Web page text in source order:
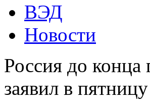
ВЭД
Новости
Россия до
заявил в